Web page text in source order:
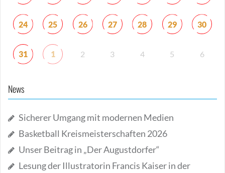
24 25 26 27 28 29 30
31 1 2 3 4 5 6
News
Sicherer Umgang mit modernen Medien
Basketball Kreismeisterschaften 2026
Unser Beitrag in „Der Augustdorfer“
Lesung der Illustratorin Francis Kaiser in der